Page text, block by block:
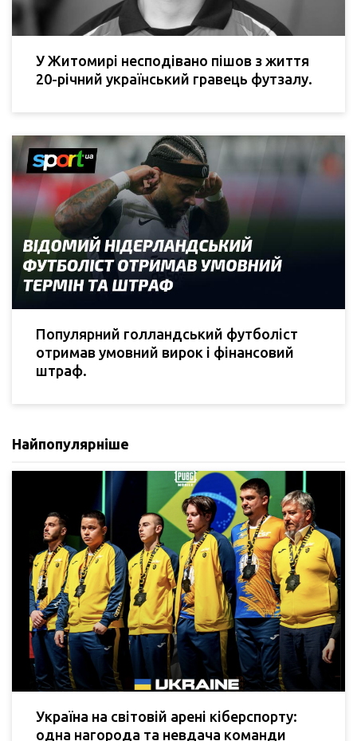
У Житомирі несподівано пішов з життя
20-річний український гравець футзалу.
Популярний голландський футболіст
отримав умовний вирок і фінансовий
штраф.
Найпопулярніше
Україна на світовій арені кіберспорту:
одна нагорода та невдача команди